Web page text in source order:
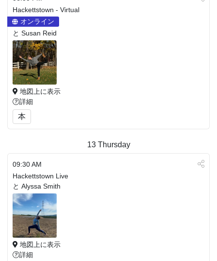
Hackettstown - Virtual
オンライン
と Susan Reid
地図上に表示
詳細
本
13 Thursday
09:30 AM
Hackettstown Live
と Alyssa Smith
地図上に表示
詳細